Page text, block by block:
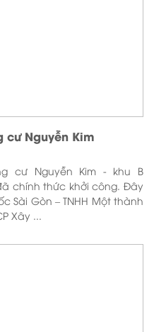
cư Nguyễn Kim
cư Nguyễn Kim - khu B
chính thức khởi công. Đây
Sài Gòn – TNHH Một thành
Xây ...